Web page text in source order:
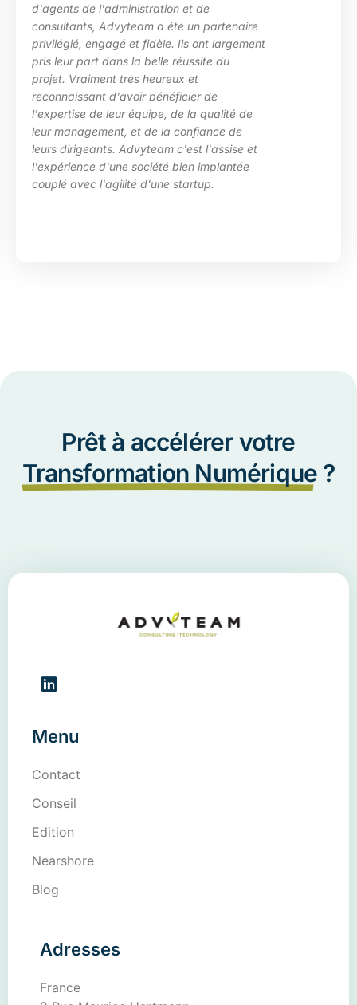
d'agents de l'administration et de
consultants, Advyteam a été un partenaire
privilégié, engagé et fidèle. Ils ont largement
pris leur part dans la belle réussite du
projet. Vraiment très heureux et
reconnaissant d'avoir bénéficier de
l'expertise de leur équipe, de la qualité de
leur management, et de la confiance de
leurs dirigeants. Advyteam c'est l'assise et
l'expérience d'une société bien implantée
couplé avec l'agilité d'une startup.
Prêt à accélérer votre
Transformation Numérique ?
Menu
Contact
Conseil
Edition
Nearshore
Blog
Adresses
France